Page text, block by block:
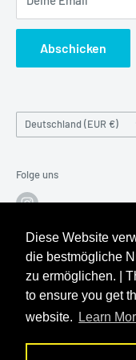
Diese Website
die bestmögliche
zu ermöglichen. |
to ensure you get
website.
Learn
Per Telefon Montag-
14:00
Cookie-Einstellungen
Information zu Artikel
Abschicken
Land/Region
Deutschland (EUR €)
Folge uns
Wir akzeptieren